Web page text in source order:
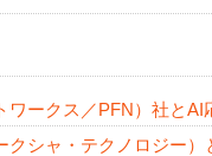
ークス／PFN）社とAI
クシャ・テクノロジー）